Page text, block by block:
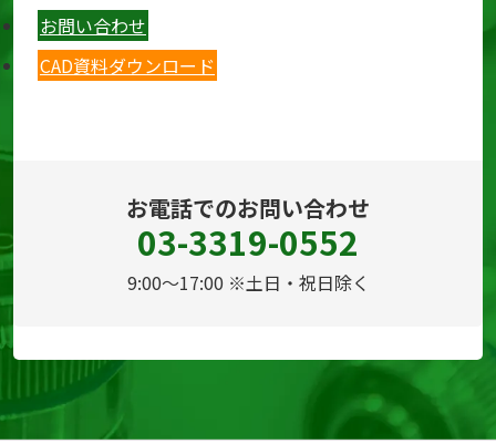
お問い合わせ
CAD資料ダウンロード
お電話でのお問い合わせ
03-3319-0552
9:00～17:00 ※土日・祝日除く